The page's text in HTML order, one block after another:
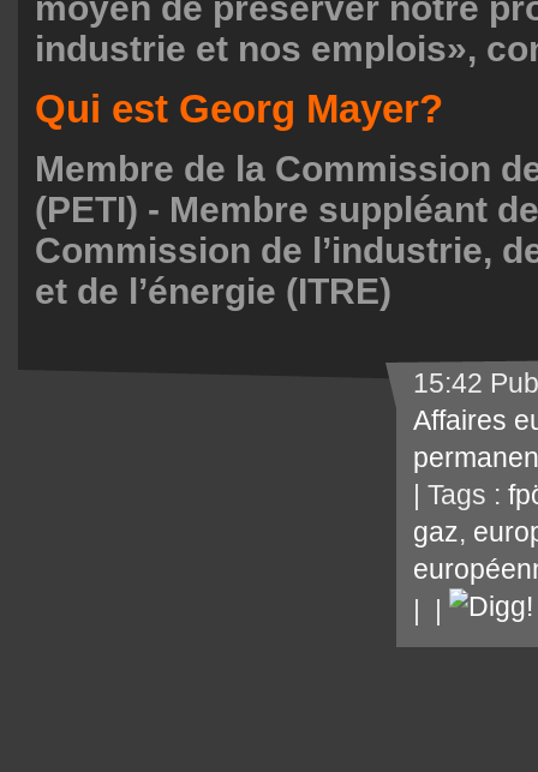
moyen de préserver notre
industrie et nos emplois»,
Qui est Georg Mayer?
Membre de la Commission
(PETI) - Membre suppléant
Commission de l’industrie,
et de l’énergie (ITRE)
15:42
Affaires
| Tags :
gaz,